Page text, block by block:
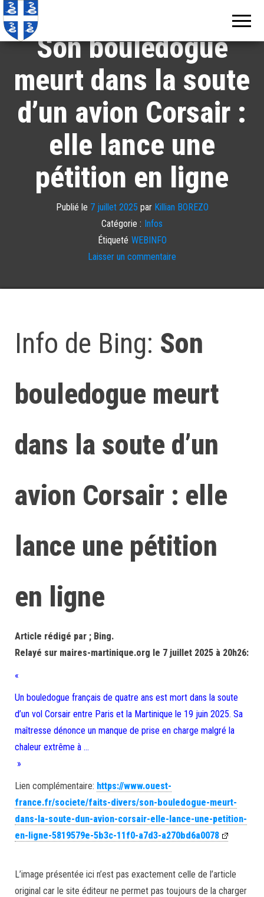
Son bouledogue
meurt dans la soute
d’un avion Corsair :
elle lance une
pétition en ligne
Publié le 7 juillet 2025 par Killian BOREZO
Catégorie : Infos
Étiqueté WEBINFO
Laisser un commentaire
Info de Bing: Son
bouledogue meurt
dans la soute d’un
avion Corsair : elle
lance une pétition
en ligne
Article rédigé par ; Bing.
Relayé sur maires-martinique.org le 7 juillet 2025 à 20h26:
«
Un bouledogue français de quatre ans est mort dans la soute
d’un vol Corsair entre Paris et la Martinique le 19 juin 2025. Sa
maîtresse dénonce un manque de prise en charge malgré la
chaleur extrême à …
»
Lien complémentaire: https://www.ouest-
france.fr/societe/faits-divers/son-bouledogue-meurt-
dans-la-soute-dun-avion-corsair-elle-lance-une-petition-
en-ligne-5819579e-5b3c-11f0-a7d3-a270bd6a0078
L’image présentée ici n’est pas exactement celle de l’article
original car le site éditeur ne permet pas toujours de la charger